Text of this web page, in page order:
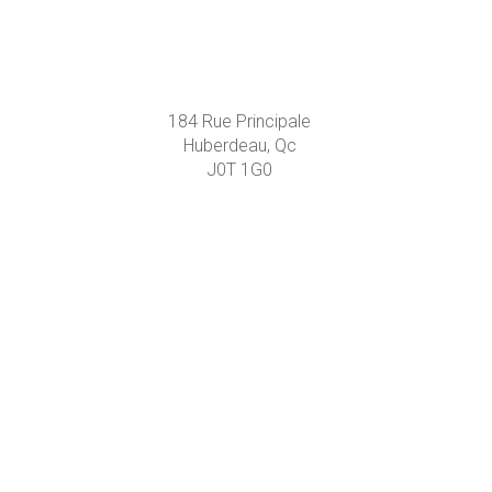
184 Rue Principale
Huberdeau, Qc
J0T 1G0